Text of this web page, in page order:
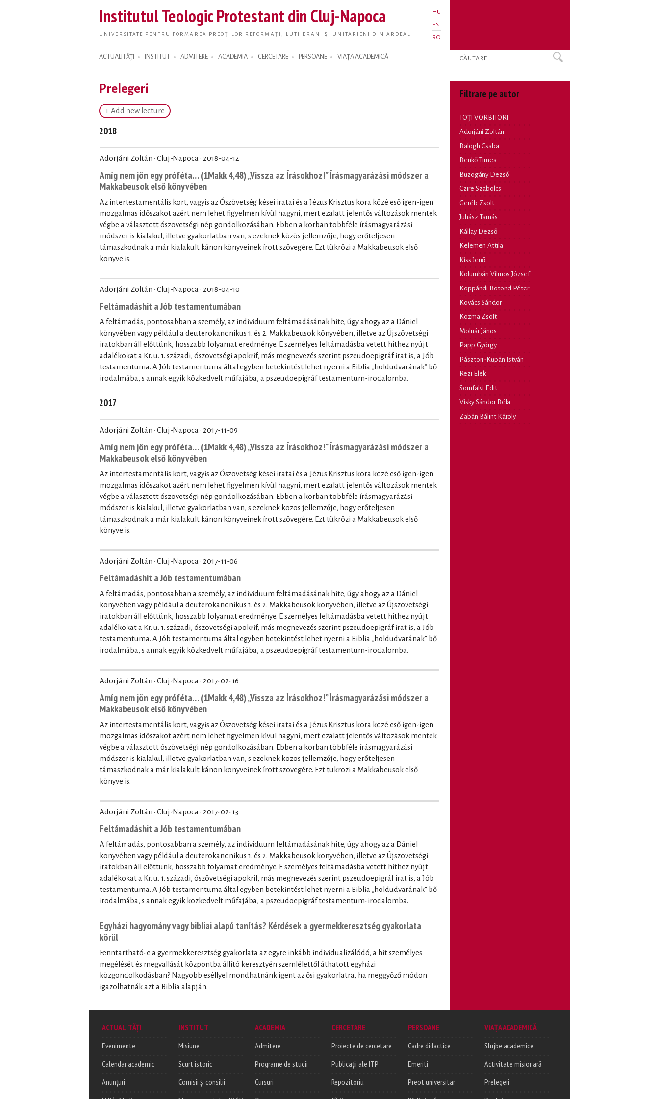
main
content
Institutul Teologic Protestant din Cluj-Napoca
UNIVERSITATE PENTRU FORMAREA PREOȚILOR REFORMAȚI, LUTHERANI ȘI UNITARIENI DIN ARDEAL
HU
EN
RO
ACTUALITĂȚI INSTITUT ADMITERE ACADEMIA CERCETARE PERSOANE VIAȚA ACADEMICĂ
Search form
Search
Prelegeri
+ Add new lecture
2018
Adorjáni Zoltán · Cluj-Napoca · 2018-04-12
Amíg nem jön egy próféta… (1Makk 4,48) „Vissza az Írásokhoz!” Írásmagyarázási módszer a
Makkabeusok első könyvében
Az intertestamentális kort, vagyis az Ószövetség kései iratai és a Jézus Krisztus kora közé eső igen-igen
mozgalmas időszakot azért nem lehet figyelmen kívül hagyni, mert ezalatt jelentős változások mentek
végbe a választott ószövetségi nép gondolkozásában. Ebben a korban többféle írásmagyarázási
módszer is kialakul, illetve gyakorlatban van, s ezeknek közös jellemzője, hogy erőteljesen
támaszkodnak a már kialakult kánon könyveinek írott szövegére. Ezt tükrözi a Makkabeusok első
könyve is.
Adorjáni Zoltán · Cluj-Napoca · 2018-04-10
Feltámadáshit a Jób testamentumában
A feltámadás, pontosabban a személy, az individuum feltámadásának hite, úgy ahogy az a Dániel
könyvében vagy például a deuterokanonikus 1. és 2. Makkabeusok könyvében, illetve az Újszövetségi
iratokban áll előttünk, hosszabb folyamat eredménye. E személyes feltámadásba vetett hithez nyújt
adalékokat a Kr. u. 1. századi, ószövetségi apokrif, más megnevezés szerint pszeudoepigráf irat is, a Jób
testamentuma. A Jób testamentuma által egyben betekintést lehet nyerni a Biblia „holdudvarának” bő
irodalmába, s annak egyik közkedvelt műfajába, a pszeudoepigráf testamentum-irodalomba.
2017
Adorjáni Zoltán · Cluj-Napoca · 2017-11-09
Amíg nem jön egy próféta… (1Makk 4,48) „Vissza az Írásokhoz!” Írásmagyarázási módszer a
Makkabeusok első könyvében
Az intertestamentális kort, vagyis az Ószövetség kései iratai és a Jézus Krisztus kora közé eső igen-igen
mozgalmas időszakot azért nem lehet figyelmen kívül hagyni, mert ezalatt jelentős változások mentek
végbe a választott ószövetségi nép gondolkozásában. Ebben a korban többféle írásmagyarázási
módszer is kialakul, illetve gyakorlatban van, s ezeknek közös jellemzője, hogy erőteljesen
támaszkodnak a már kialakult kánon könyveinek írott szövegére. Ezt tükrözi a Makkabeusok első
könyve is.
Adorjáni Zoltán · Cluj-Napoca · 2017-11-06
Feltámadáshit a Jób testamentumában
A feltámadás, pontosabban a személy, az individuum feltámadásának hite, úgy ahogy az a Dániel
könyvében vagy például a deuterokanonikus 1. és 2. Makkabeusok könyvében, illetve az Újszövetségi
iratokban áll előttünk, hosszabb folyamat eredménye. E személyes feltámadásba vetett hithez nyújt
adalékokat a Kr. u. 1. századi, ószövetségi apokrif, más megnevezés szerint pszeudoepigráf irat is, a Jób
testamentuma. A Jób testamentuma által egyben betekintést lehet nyerni a Biblia „holdudvarának” bő
irodalmába, s annak egyik közkedvelt műfajába, a pszeudoepigráf testamentum-irodalomba.
Adorjáni Zoltán · Cluj-Napoca · 2017-02-16
Amíg nem jön egy próféta… (1Makk 4,48) „Vissza az Írásokhoz!” Írásmagyarázási módszer a
Makkabeusok első könyvében
Az intertestamentális kort, vagyis az Ószövetség kései iratai és a Jézus Krisztus kora közé eső igen-igen
mozgalmas időszakot azért nem lehet figyelmen kívül hagyni, mert ezalatt jelentős változások mentek
végbe a választott ószövetségi nép gondolkozásában. Ebben a korban többféle írásmagyarázási
módszer is kialakul, illetve gyakorlatban van, s ezeknek közös jellemzője, hogy erőteljesen
támaszkodnak a már kialakult kánon könyveinek írott szövegére. Ezt tükrözi a Makkabeusok első
könyve is.
Adorjáni Zoltán · Cluj-Napoca · 2017-02-13
Feltámadáshit a Jób testamentumában
A feltámadás, pontosabban a személy, az individuum feltámadásának hite, úgy ahogy az a Dániel
könyvében vagy például a deuterokanonikus 1. és 2. Makkabeusok könyvében, illetve az Újszövetségi
iratokban áll előttünk, hosszabb folyamat eredménye. E személyes feltámadásba vetett hithez nyújt
adalékokat a Kr. u. 1. századi, ószövetségi apokrif, más megnevezés szerint pszeudoepigráf irat is, a Jób
testamentuma. A Jób testamentuma által egyben betekintést lehet nyerni a Biblia „holdudvarának” bő
irodalmába, s annak egyik közkedvelt műfajába, a pszeudoepigráf testamentum-irodalomba.
Egyházi hagyomány vagy bibliai alapú tanítás? Kérdések a gyermekkeresztség gyakorlata
körül
Fenntartható-e a gyermekkeresztség gyakorlata az egyre inkább individualizálódó, a hit személyes
megélését és megvallását központba állító keresztyén szemlélettől áthatott egyházi
közgondolkodásban? Nagyobb eséllyel mondhatnánk igent az ősi gyakorlatra, ha meggyőző módon
igazolhatnák azt a Biblia alapján.
Filtrare pe autor
TOȚI VORBITORI
Adorjáni Zoltán
Balogh Csaba
Benkő Timea
Buzogány Dezső
Czire Szabolcs
Geréb Zsolt
Juhász Tamás
Kállay Dezső
Kelemen Attila
Kiss Jenő
Kolumbán Vilmos József
Koppándi Botond Péter
Kovács Sándor
Kozma Zsolt
Molnár János
Papp György
Pásztori-Kupán István
Rezi Elek
Somfalvi Edit
Visky Sándor Béla
Zabán Bálint Károly
ACTUALITĂȚI
Evenimente
Calendar academic
Anunțuri
INSTITUT
Misiune
Scurt istoric
Comisii și consilii
ACADEMIA
Admitere
Programe de studii
Cursuri
CERCETARE
Proiecte de cercetare
Publicații ale ITP
Repozitoriu
PERSOANE
Cadre didactice
Emeriti
Preot universitar
VIAȚA ACADEMICĂ
Slujbe academice
Activitate misionară
Prelegeri